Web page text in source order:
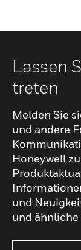
Lassen
treten
Melden Sie
und andere
Honeywell
und
und ähnliche